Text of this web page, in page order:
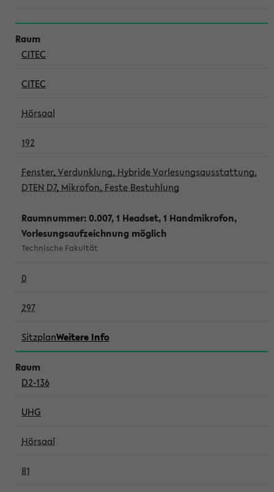
CITEC
CITEC
Hörsaal
192
Fenster, Verdunklung, Hybride Vorlesungsausstattung,
DTEN D7, Mikrofon, Feste Bestuhlung
Raumnummer: 0.007, 1 Headset, 1 Handmikrofon,
Vorlesungsaufzeichnung möglich
Technische Fakultät
0
297
SitzplanWeitere Info
D2-136
UHG
Hörsaal
81